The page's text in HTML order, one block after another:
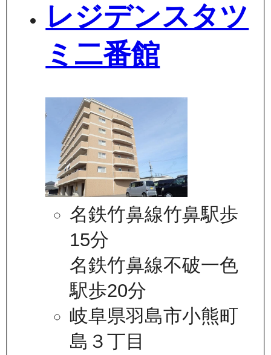
レジデンスタツ
ミ二番館
名鉄竹鼻線竹鼻駅歩
15分
名鉄竹鼻線不破一色
駅歩20分
岐阜県羽島市小熊町
島３丁目